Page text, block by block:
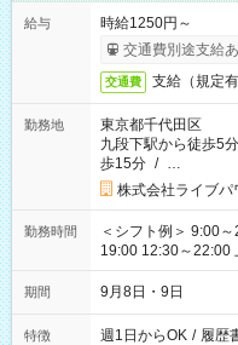
給与
時給1250円～
交通費別途支給
交通費 支給（規定有
勤務地
東京都千代田区
九段下駅から徒歩5分
歩15分 / …
株式会社ライブパ
勤務時間
＜シフト例＞ 9:00
19:00 12:30～22:00 上記の時間から好きな時間を選べます！ ※
時間は変更となる可
期間 9月8日・9日
特徴 週1日からOK / 履歴